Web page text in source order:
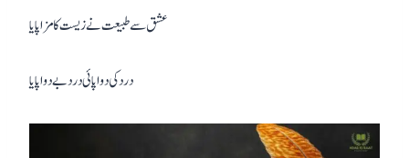
عشق سے طبیعت نے زیست کا مزا پایا
درد کی دوا پائی درد بے دوا پایا